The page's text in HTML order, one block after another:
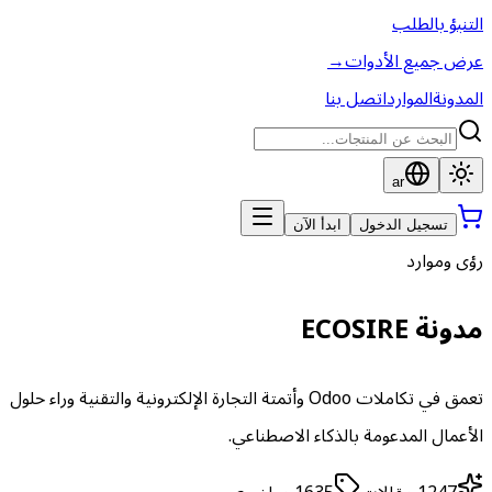
التنبؤ بالطلب
عرض جميع الأدوات→
المدونةالموارداتصل بنا
ar
تسجيل الدخول ابدأ الآن
رؤى وموارد
مدونة ECOSIRE
تعمق في تكاملات Odoo وأتمتة التجارة الإلكترونية والتقنية وراء حلول
الأعمال المدعومة بالذكاء الاصطناعي.